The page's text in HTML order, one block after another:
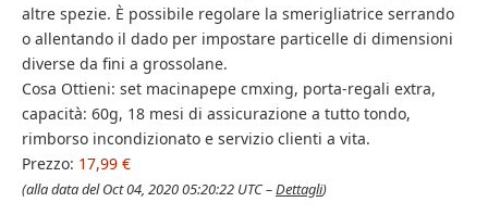
altre spezie. È possibile regolare la smerigliatrice serrando
o allentando il dado per impostare particelle di dimensioni
diverse da fini a grossolane.
Cosa Ottieni: set macinapepe cmxing, porta-regali extra,
capacità: 60g, 18 mesi di assicurazione a tutto tondo,
rimborso incondizionato e servizio clienti a vita.
Prezzo: 17,99 €
(alla data del Oct 04, 2020 05:20:22 UTC –Dettagli)